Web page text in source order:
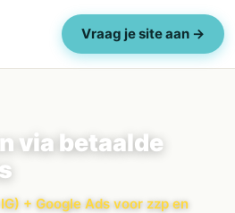
Vraag je site aan →
via betaalde
+ Google Ads voor zzp en